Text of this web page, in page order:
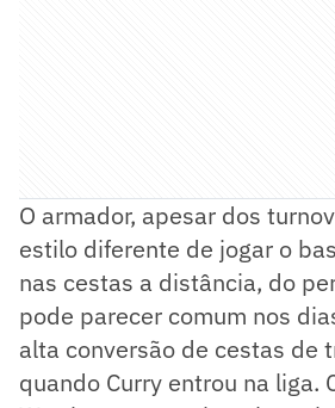
O armador, apesar dos
estilo diferente de jogar o
nas cestas a distância, do
pode parecer comum nos
alta conversão de cestas de
quando Curry entrou na liga.